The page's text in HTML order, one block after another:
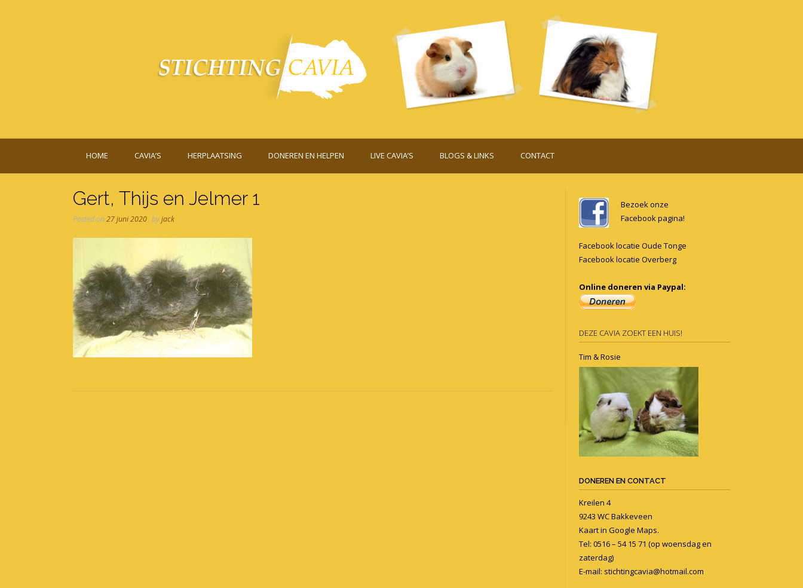
HOME CAVIA’S HERPLAATSING DONEREN EN HELPEN LIVE CAVIA’S BLOGS & LINKS CONTACT
Gert, Thijs en Jelmer 1
Posted on27 juni 2020 byjack
Bezoek onze
Facebook pagina!
Facebook locatie Oude Tonge
Facebook locatie Overberg
Online doneren via Paypal:
DEZE CAVIA ZOEKT EEN HUIS!
Tim & Rosie
DONEREN EN CONTACT
Kreilen 4
9243 WC Bakkeveen
Kaart in Google Maps.
Tel: 0516 – 54 15 71 (op woensdag en
zaterdag)
E-mail: stichtingcavia@hotmail.com